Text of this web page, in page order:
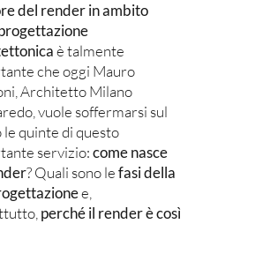
del render in ambito
è talmente
che oggi Mauro
Architetto Milano
vuole soffermarsi sul
quinte di questo
servizio:come nasce
? Quali sono lefasi della
e,
perché il render è così